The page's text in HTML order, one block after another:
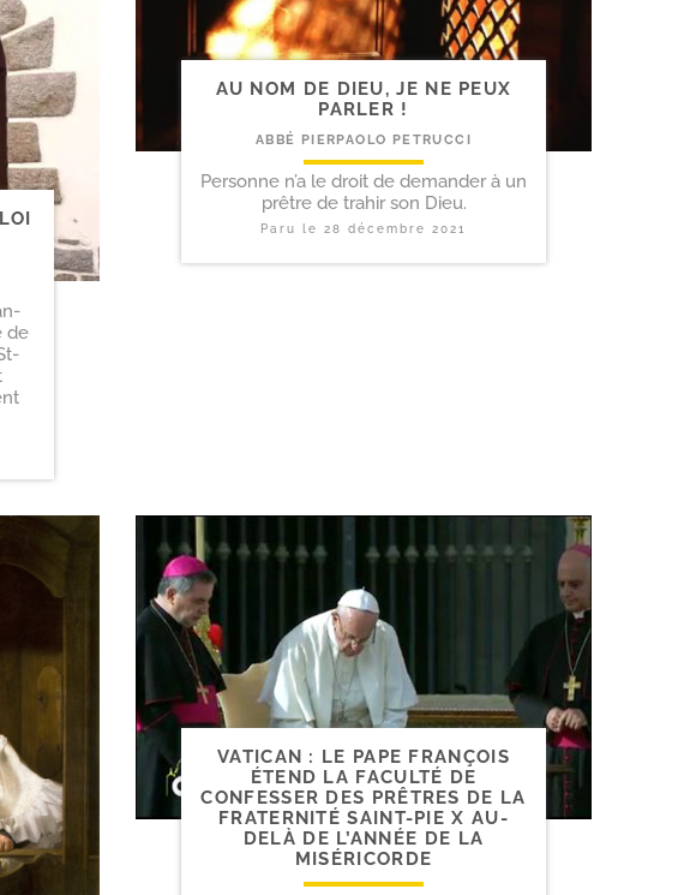
de
AU NOM DE DIEU, JE NE PEUX
PARLER !
ABBÉ PIERPAOLO PETRUCCI
Personne n’a le droit de demander à un
prêtre de trahir son Dieu.
Paru le 28 décembre 2021
VATICAN : LE PAPE FRANÇOIS
ÉTEND LA FACULTÉ DE
CONFESSER DES PRÊTRES DE LA
FRATERNITÉ SAINT-​PIE X AU-​
DELÀ DE L’ANNÉE DE LA
MISÉRICORDE